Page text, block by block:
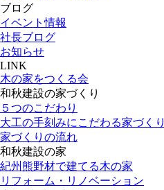
ブログ
イベント情報
社長ブログ
お知らせ
LINK
木の家をつくる会
和秋建設の家づくり
５つのこだわり
大工の手刻みにこだわる家づくり
家づくりの流れ
和秋建設の家
紀州熊野材で建てる木の家
リフォーム・リノベーション